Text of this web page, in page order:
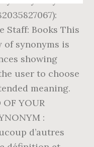
Staff: Books This
of synonyms is
showing
user to choose
meaning.
OF YOUR
:
d’autres